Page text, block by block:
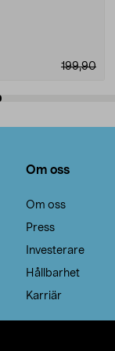
199,90
Om oss
Om oss
Press
Investerare
Hållbarhet
Karriär